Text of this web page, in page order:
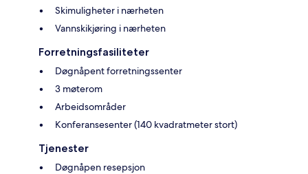
Skimuligheter i nærheten
Vannskikjøring i nærheten
Forretningsfasiliteter
Døgnåpent forretningssenter
3 møterom
Arbeidsområder
Konferansesenter (140 kvadratmeter stort)
Tjenester
Døgnåpen resepsjon